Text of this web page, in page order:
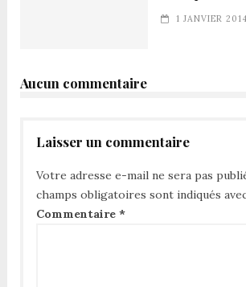
1 JANVIER 2014
Aucun commentaire
Laisser un commentaire
Votre adresse e-mail ne sera pas
champs obligatoires sont indiqués
Commentaire *